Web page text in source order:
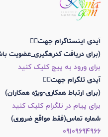
آیدی اینستاگرام جهت👇🏼
(برای دریافت کدرهگیری_عضویت
برای ورود به پیج کلیک کنید
آیدی تلگرام جهت👇🏼
(برای ارتباط همکاری-ویژه همکاران)
برای پیام در تلگرام کلیک کنید
شماره تماس(فقط مواقع ضروری)
09109694966